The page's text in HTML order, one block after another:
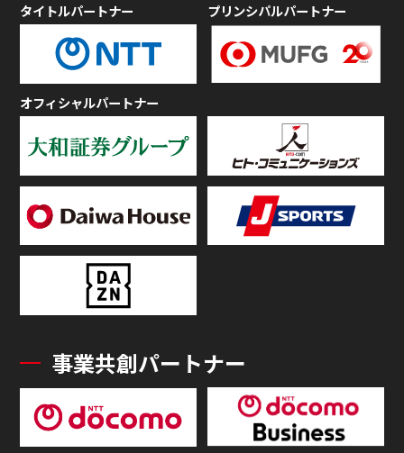
タイトルパートナー プリンシパルパートナー
オフィシャルパートナー
事業共創パートナー